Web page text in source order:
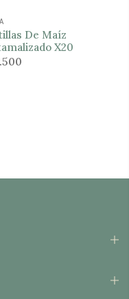
De Maíz
X20